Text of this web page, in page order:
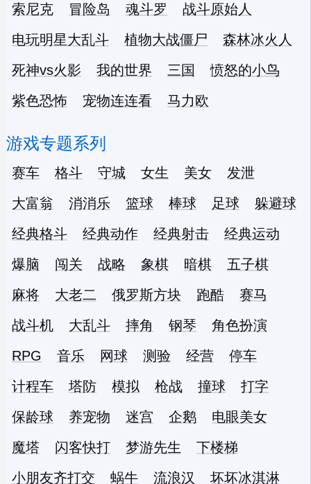
索尼克
冒险岛 魂斗罗
战斗原始人
电玩明星大乱斗
植物大战僵尸
森林冰火人
死神vs火影
我的世界 三国
愤怒的小鸟
紫色恐怖
宠物连连看 马力欧
游戏专题系列
赛车 格斗 守城 女生 美女
发泄
大富翁
消消乐 篮球 棒球 足球
躲避球
经典格斗
经典动作 经典射击
经典运动
爆脑
闯关 战略 象棋 暗棋
五子棋
麻将
大老二 俄罗斯方块 跑酷
赛马
战斗机
大乱斗 摔角 钢琴
角色扮演
RPG
音乐 网球 测验 经营
停车
计程车
塔防 模拟 枪战 撞球
打字
保龄球
养宠物 迷宫 企鹅
电眼美女
魔塔
闪客快打 梦游先生
下楼梯
小朋友齐打交
蜗牛 流浪汉 坏坏冰淇淋